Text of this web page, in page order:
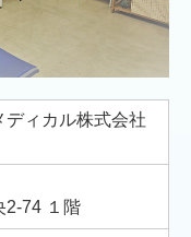
ディカル株式会社
2-74 １階